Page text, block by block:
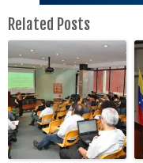
Related Posts